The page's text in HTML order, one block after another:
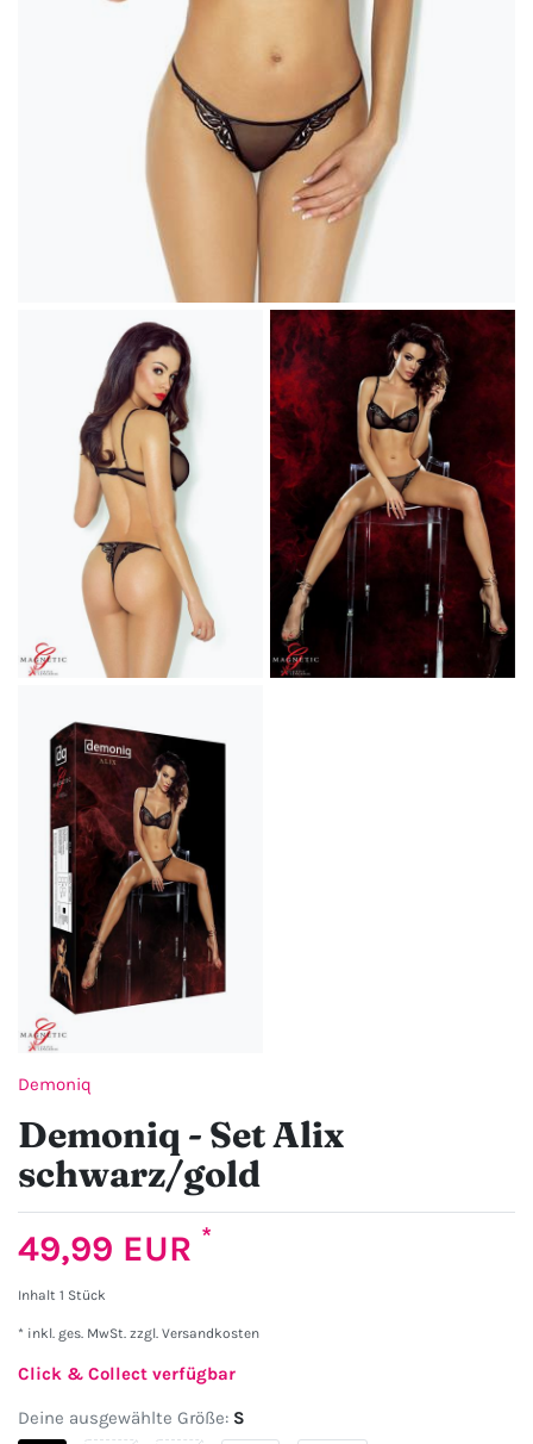
Demoniq
Demoniq - Set Alix
schwarz/gold
49,99 EUR *
Inhalt 1 Stück
* inkl. ges. MwSt. zzgl. Versandkosten
Click & Collect verfügbar
Deine ausgewählte Größe: S